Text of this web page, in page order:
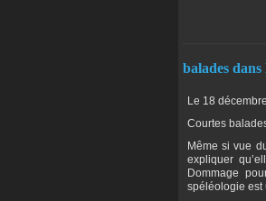
balades
Le 18
Courtes
Même si vue
expliquer
Dommage
spéléologie est